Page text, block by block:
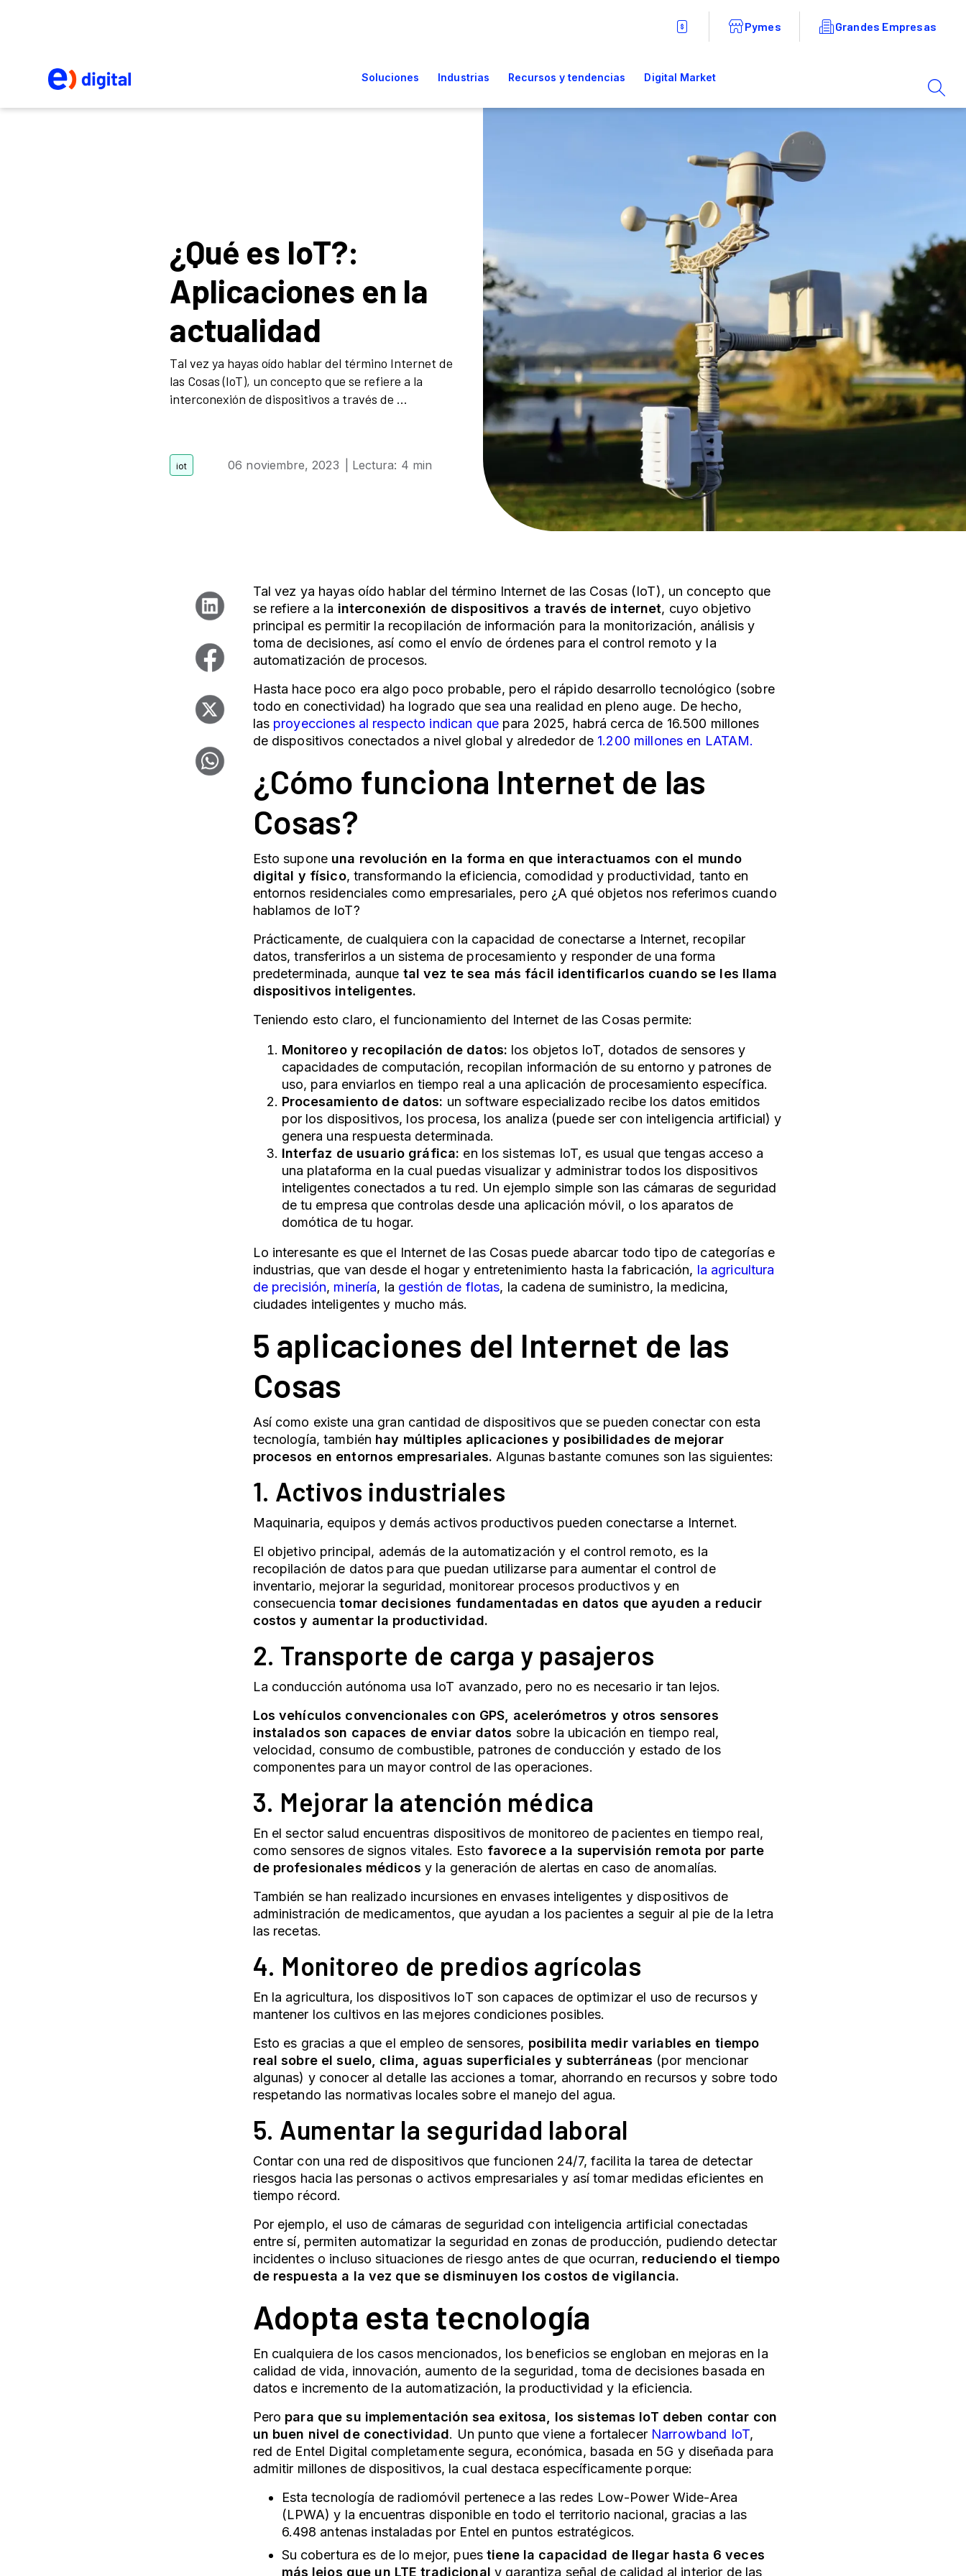
¿Qué es IoT?:
Aplicaciones en la
actualidad
Tal vez ya hayas oído hablar del término Internet de
las Cosas (IoT), un concepto que se refiere a la
interconexión de dispositivos a través de ...
06 noviembre, 2023 | Lectura: 4 min
Tal vez ya hayas oído hablar del término Internet de las Cosas (IoT), un concepto que
se refiere a la interconexión de dispositivos a través de internet, cuyo objetivo
principal es permitir la recopilación de información para la monitorización, análisis y
toma de decisiones, así como el envío de órdenes para el control remoto y la
automatización de procesos.
Hasta hace poco era algo poco probable, pero el rápido desarrollo tecnológico (sobre
todo en conectividad) ha logrado que sea una realidad en pleno auge. De hecho,
las proyecciones al respecto indican que para 2025, habrá cerca de 16.500 millones
de dispositivos conectados a nivel global y alrededor de 1.200 millones en LATAM.
¿Cómo funciona Internet de las
Cosas?
Esto supone una revolución en la forma en que interactuamos con el mundo
digital y físico, transformando la eficiencia, comodidad y productividad, tanto en
entornos residenciales como empresariales, pero ¿A qué objetos nos referimos cuando
hablamos de IoT?
Prácticamente, de cualquiera con la capacidad de conectarse a Internet, recopilar
datos, transferirlos a un sistema de procesamiento y responder de una forma
predeterminada, aunque tal vez te sea más fácil identificarlos cuando se les llama
dispositivos inteligentes.
Teniendo esto claro, el funcionamiento del Internet de las Cosas permite:
Monitoreo y recopilación de datos: los objetos IoT, dotados de sensores y
capacidades de computación, recopilan información de su entorno y patrones de
uso, para enviarlos en tiempo real a una aplicación de procesamiento específica.
Procesamiento de datos: un software especializado recibe los datos emitidos
por los dispositivos, los procesa, los analiza (puede ser con inteligencia artificial) y
genera una respuesta determinada.
Interfaz de usuario gráfica: en los sistemas IoT, es usual que tengas acceso a
una plataforma en la cual puedas visualizar y administrar todos los dispositivos
inteligentes conectados a tu red. Un ejemplo simple son las cámaras de seguridad
de tu empresa que controlas desde una aplicación móvil, o los aparatos de
domótica de tu hogar.
Lo interesante es que el Internet de las Cosas puede abarcar todo tipo de categorías e
industrias, que van desde el hogar y entretenimiento hasta la fabricación, la agricultura
de precisión, minería, la gestión de flotas, la cadena de suministro, la medicina,
ciudades inteligentes y mucho más.
5 aplicaciones del Internet de las
Cosas
Así como existe una gran cantidad de dispositivos que se pueden conectar con esta
tecnología, también hay múltiples aplicaciones y posibilidades de mejorar
procesos en entornos empresariales. Algunas bastante comunes son las siguientes:
1. Activos industriales
Maquinaria, equipos y demás activos productivos pueden conectarse a Internet.
El objetivo principal, además de la automatización y el control remoto, es la
recopilación de datos para que puedan utilizarse para aumentar el control de
inventario, mejorar la seguridad, monitorear procesos productivos y en
consecuencia tomar decisiones fundamentadas en datos que ayuden a reducir
costos y aumentar la productividad.
2. Transporte de carga y pasajeros
La conducción autónoma usa IoT avanzado, pero no es necesario ir tan lejos.
Los vehículos convencionales con GPS, acelerómetros y otros sensores
instalados son capaces de enviar datos sobre la ubicación en tiempo real,
velocidad, consumo de combustible, patrones de conducción y estado de los
componentes para un mayor control de las operaciones.
3. Mejorar la atención médica
En el sector salud encuentras dispositivos de monitoreo de pacientes en tiempo real,
como sensores de signos vitales. Esto favorece a la supervisión remota por parte
de profesionales médicos y la generación de alertas en caso de anomalías.
También se han realizado incursiones en envases inteligentes y dispositivos de
administración de medicamentos, que ayudan a los pacientes a seguir al pie de la letra
las recetas.
4. Monitoreo de predios agrícolas
En la agricultura, los dispositivos IoT son capaces de optimizar el uso de recursos y
mantener los cultivos en las mejores condiciones posibles.
Esto es gracias a que el empleo de sensores, posibilita medir variables en tiempo
real sobre el suelo, clima, aguas superficiales y subterráneas (por mencionar
algunas) y conocer al detalle las acciones a tomar, ahorrando en recursos y sobre todo
respetando las normativas locales sobre el manejo del agua.
5. Aumentar la seguridad laboral
Contar con una red de dispositivos que funcionen 24/7, facilita la tarea de detectar
riesgos hacia las personas o activos empresariales y así tomar medidas eficientes en
tiempo récord.
Por ejemplo, el uso de cámaras de seguridad con inteligencia artificial conectadas
entre sí, permiten automatizar la seguridad en zonas de producción, pudiendo detectar
incidentes o incluso situaciones de riesgo antes de que ocurran, reduciendo el tiempo
de respuesta a la vez que se disminuyen los costos de vigilancia.
Adopta esta tecnología
En cualquiera de los casos mencionados, los beneficios se engloban en mejoras en la
calidad de vida, innovación, aumento de la seguridad, toma de decisiones basada en
datos e incremento de la automatización, la productividad y la eficiencia.
Pero para que su implementación sea exitosa, los sistemas IoT deben contar con
un buen nivel de conectividad. Un punto que viene a fortalecer Narrowband IoT,
red de Entel Digital completamente segura, económica, basada en 5G y diseñada para
admitir millones de dispositivos, la cual destaca específicamente porque:
Esta tecnología de radiomóvil pertenece a las redes Low-Power Wide-Area
(LPWA) y la encuentras disponible en todo el territorio nacional, gracias a las
6.498 antenas instaladas por Entel en puntos estratégicos.
Su cobertura es de lo mejor, pues tiene la capacidad de llegar hasta 6 veces
más lejos que un LTE tradicional y garantiza señal de calidad al interior de las